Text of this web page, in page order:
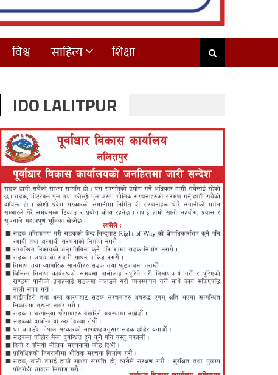
विश्व साहित्य शिक्षा
IDO LALITPUR